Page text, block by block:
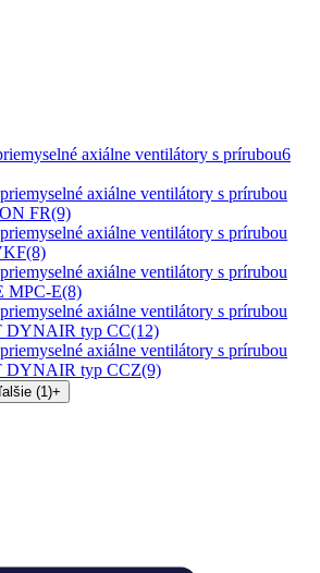
axiálne ventilátory s prírubou6
axiálne ventilátory s prírubou
FR(9)
axiálne ventilátory s prírubou
(8)
axiálne ventilátory s prírubou
MPC-E(8)
axiálne ventilátory s prírubou
DYNAIR typ CC(12)
axiálne ventilátory s prírubou
DYNAIR typ CCZ(9)
(1)+